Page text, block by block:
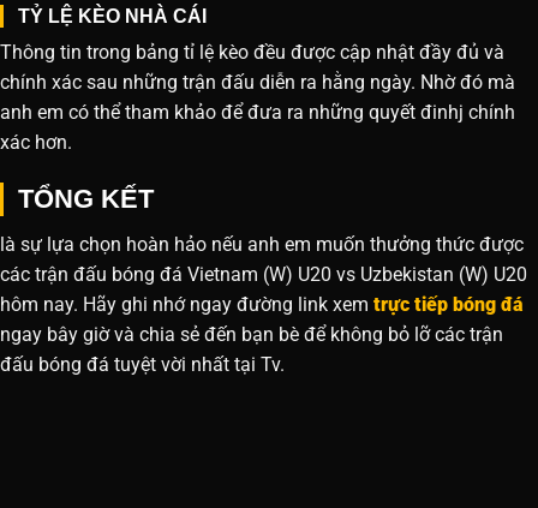
TỶ LỆ KÈO NHÀ CÁI
Thông tin trong bảng tỉ lệ kèo đều được cập nhật đầy đủ và
chính xác sau những trận đấu diễn ra hằng ngày. Nhờ đó mà
anh em có thể tham khảo để đưa ra những quyết đinhj chính
xác hơn.
TỔNG KẾT
là sự lựa chọn hoàn hảo nếu anh em muốn thưởng thức được
các trận đấu bóng đá Vietnam (W) U20 vs Uzbekistan (W) U20
hôm nay. Hãy ghi nhớ ngay đường link xem trực tiếp bóng đá
ngay bây giờ và chia sẻ đến bạn bè để không bỏ lỡ các trận
đấu bóng đá tuyệt vời nhất tại Tv.